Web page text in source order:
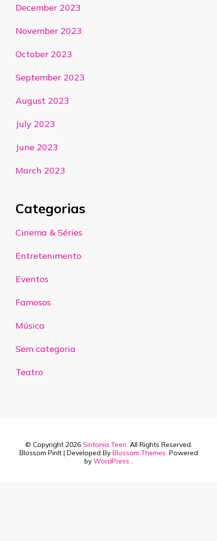
December 2023
November 2023
October 2023
September 2023
August 2023
July 2023
June 2023
March 2023
Categorias
Cinema & Séries
Entretenimento
Eventos
Famosos
Música
Sem categoria
Teatro
© Copyright 2026 Sintonia Teen. All Rights Reserved.
Blossom PinIt | Developed By Blossom Themes. Powered
by WordPress .